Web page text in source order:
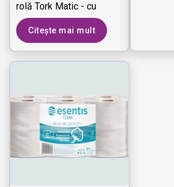
rolă Tork Matic - cu
Senzor Intuition
Citește mai mult